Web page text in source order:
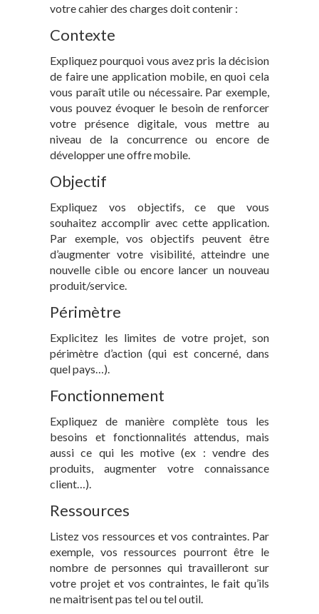
votre cahier des charges doit contenir :
Contexte
Expliquez pourquoi vous avez pris la décision
de faire une application mobile, en quoi cela
vous paraît utile ou nécessaire. Par exemple,
vous pouvez évoquer le besoin de renforcer
votre présence digitale, vous mettre au
niveau de la concurrence ou encore de
développer une offre mobile.
Objectif
Expliquez vos objectifs, ce que vous
souhaitez accomplir avec cette application.
Par exemple, vos objectifs peuvent être
d’augmenter votre visibilité, atteindre une
nouvelle cible ou encore lancer un nouveau
produit/service.
Périmètre
Explicitez les limites de votre projet, son
périmètre d’action (qui est concerné, dans
quel pays…).
Fonctionnement
Expliquez de manière complète tous les
besoins et fonctionnalités attendus, mais
aussi ce qui les motive (ex : vendre des
produits, augmenter votre connaissance
client…).
Ressources
Listez vos ressources et vos contraintes. Par
exemple, vos ressources pourront être le
nombre de personnes qui travailleront sur
votre projet et vos contraintes, le fait qu’ils
ne maitrisent pas tel ou tel outil.